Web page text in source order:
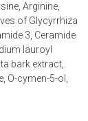
Arginine,
of Glycyrrhiza
3, Ceramide
lauroyl
bark extract,
O-cymen-5-ol,